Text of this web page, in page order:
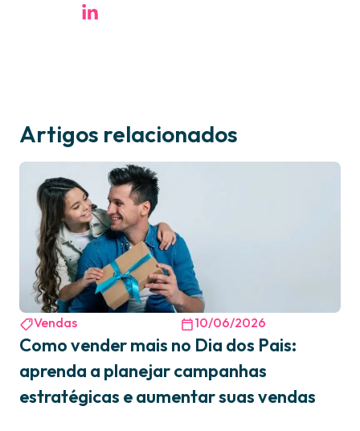
Artigos relacionados
Vendas 10/06/2026
Como vender mais no Dia dos Pais:
aprenda a planejar campanhas
estratégicas e aumentar suas vendas